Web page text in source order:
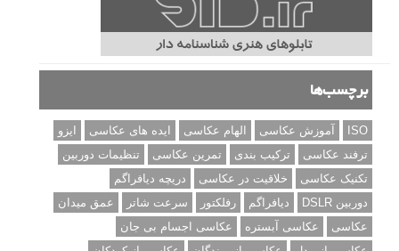
برچسب‌ها
ISO آموزش عکاسی الهام عکاسی ایده های عکاسی
ایزو
ترفند عکاسی
ترکیب بندی تمرین عکاسی
تنظیمات دوربین
تکنیک عکاسی
خلاقیت در عکاسی
دریچه دیافراگم
دوربین DSLR
دیافراگم رفلکتور سرعت شاتر
عمق میدان
عکاسی
عکاسی آبستره
عکاسی اجسام بی جان